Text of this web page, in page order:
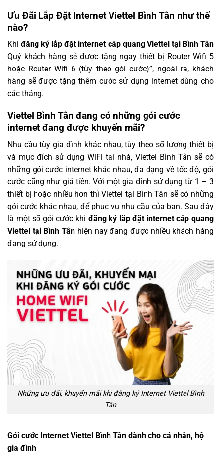
Ưu Đãi Lắp Đặt Internet Viettel Bình Tân như thế
nào?
Khiđăng ký lắp đặt internet cáp quang Viettel tại Bình Tân
Quý khách hàng sẽ được tặng ngay thiết bị Router Wifi 5
hoặc Router Wifi 6 (tùy theo gói cước)”, ngoài ra, khách
hàng sẽ được tặng thêm cước sử dụng internet dùng cho
các tháng.
Viettel Bình Tân đang có những gói cước
internet đang được khuyến mãi?
Nhu cầu tùy gia đình khác nhau, tùy theo số lượng thiết bị
và mục đích sử dụng WiFi tại nhà, Viettel Bình Tân sẽ có
những gói cước internet khác nhau, đa dạng về tốc độ, gói
cước cũng như giá tiền. Với một gia đình sử dụng từ 1 – 3
thiết bị hoặc nhiều hơn thì Viettel tại Bình Tân sẽ có những
gói cước khác nhau, để phục vụ nhu cầu của bạn. Sau đây
là một số gói cước khi đăng ký lắp đặt internet cáp quang
Viettel tại Bình Tân hiện nay đang được nhiều khách hàng
đang sử dụng.
Những ưu đãi, khuyến mãi khi đăng ký Internet Viettel Bình
Tân
Gói cước Internet Viettel Bình Tân dành cho cá nhân, hộ
gia đình